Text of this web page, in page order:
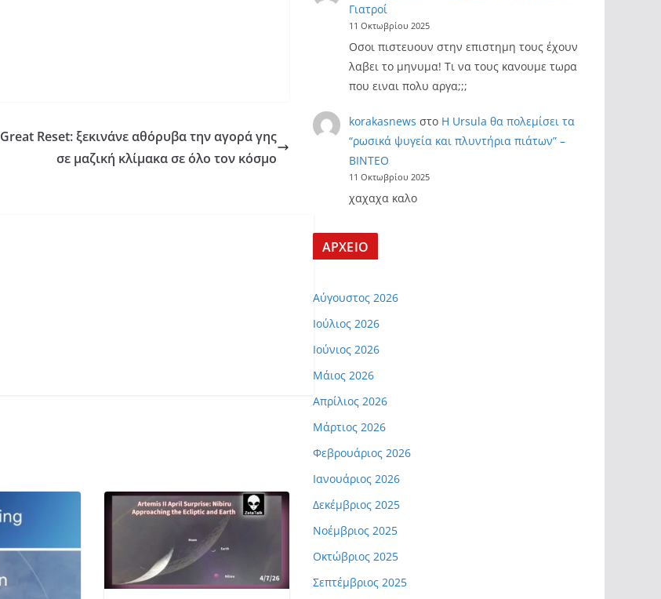
Great Reset: ξεκινάνε αθόρυβα την αγορά γης
σε μαζική κλίμακα σε όλο τον κόσμο
Γιατροί
11 Οκτωβρίου 2025
Οσοι πιστευουν στην επιστημη τους έχουν
λαβει το μηνυμα! Τι να τους κανουμε τωρα
που ειναι πολυ αργα;;;
korakasnews στο Η Ursula θα πολεμίσει τα
“ρωσικά ψυγεία και πλυντήρια πιάτων” –
ΒΙΝΤΕΟ
11 Οκτωβρίου 2025
χαχαχα καλο
ΑΡΧΕΙΟ
Αύγουστος 2026
Ιούλιος 2026
Ιούνιος 2026
Μάιος 2026
Απρίλιος 2026
Μάρτιος 2026
Φεβρουάριος 2026
Ιανουάριος 2026
Δεκέμβριος 2025
Νοέμβριος 2025
Οκτώβριος 2025
Σεπτέμβριος 2025